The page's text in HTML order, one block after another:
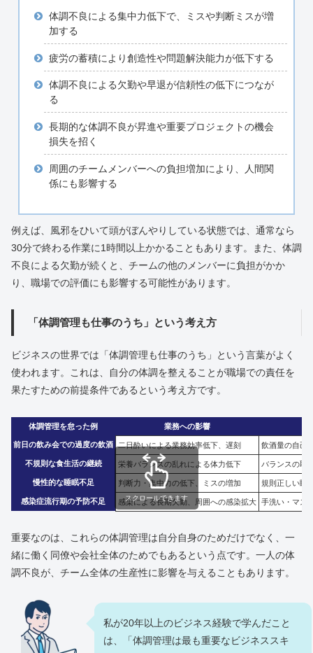
体調不良による集中力低下で、ミスや判断ミスが増
加する
疲労の蓄積により創造性や問題解決能力が低下する
体調不良による欠勤や早退が信頼性の低下につなが
る
長期的な体調不良が昇進や重要プロジェクトの機会
損失を招く
周囲のチームメンバーへの負担増加により、人間関
係にも影響する
例えば、風邪をひいて頭がぼんやりしている状態では、通常なら
30分で終わる作業に1時間以上かかることもあります。また、体調
不良による欠勤が続くと、チームの他のメンバーに負担がかか
り、職場での評価にも影響する可能性があります。
「体調管理も仕事のうち」という考え方
ビジネスの世界では「体調管理も仕事のうち」という言葉がよく
使われます。これは、自分の体調を整えることが職場での責任を
果たすための前提条件であるという考え方です。
体調管理を怠った例 業務への影響
前日の飲み会での過度の飲酒 二日酔いによる業務効率低下、遅刻 飲酒量の自己
不規則な食生活の継続 栄養バランスの乱れによる体力低下 バランスの取
慢性的な睡眠不足 判断力・集中力の低下、ミスの増加 規則正しい睡
感染症流行期の予防不足 感染による長期欠勤、周囲への感染拡大 手洗い・マス
スクロールできます
重要なのは、これらの体調管理は自分自身のためだけでなく、一
緒に働く同僚や会社全体のためでもあるという点です。一人の体
調不良が、チーム全体の生産性に影響を与えることもあります。
私が20年以上のビジネス経験で学んだこと
は、「体調管理は最も重要なビジネススキ